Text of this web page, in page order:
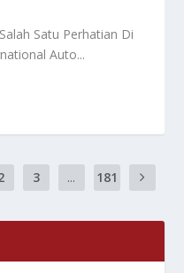
Satu Perhatian Di
Auto...
3 ... 181